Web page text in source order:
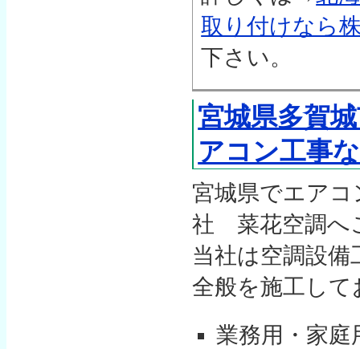
取り付けなら
下さい。
宮城県多賀
アコン工事
宮城県でエア
社 菜花空調へ
当社は空調設備
全般を施工し
業務用・家庭